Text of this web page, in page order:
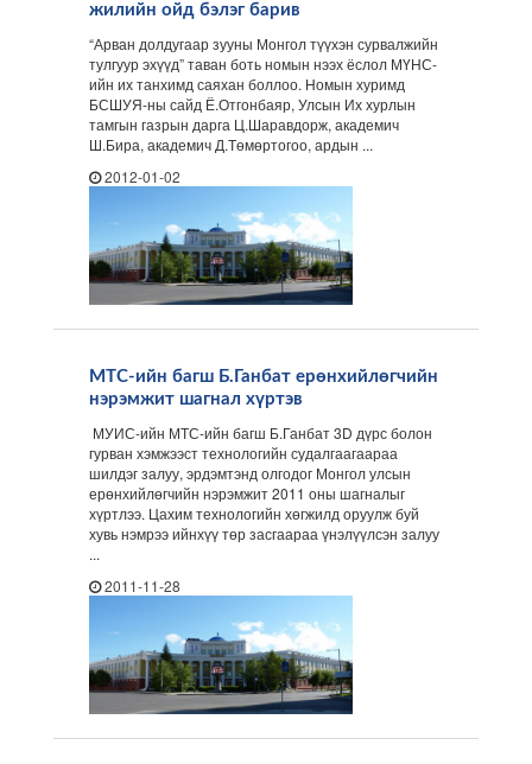
жилийн ойд бэлэг барив
“Арван долдугаар зууны Монгол түүхэн сурвалжийн
тулгуур эхүүд” таван боть номын нээх ёслол МҮНС-
ийн их танхимд саяхан боллоо. Номын хуримд
БСШУЯ-ны сайд Ё.Отгонбаяр, Улсын Их хурлын
тамгын газрын дарга Ц.Шаравдорж, академич
Ш.Бира, академич Д.Төмөртогоо, ардын ...
2012-01-02
МТС-ийн багш Б.Ганбат ерөнхийлөгчийн
нэрэмжит шагнал хүртэв
МУИС-ийн МТС-ийн багш Б.Ганбат 3D дүрс болон
гурван хэмжээст технологийн судалгаагаараа
шилдэг залуу, эрдэмтэнд олгодог Монгол улсын
ерөнхийлөгчийн нэрэмжит 2011 оны шагналыг
хүртлээ. Цахим технологийн хөгжилд оруулж буй
хувь нэмрээ ийнхүү төр засгаараа үнэлүүлсэн залуу
...
2011-11-28